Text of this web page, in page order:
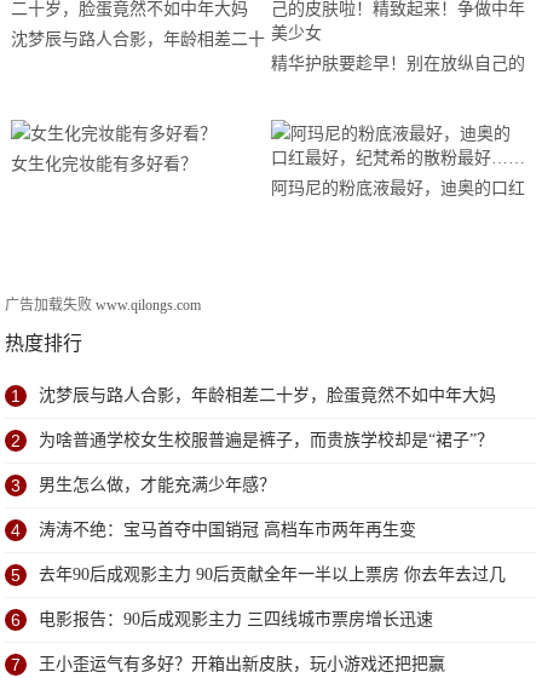
沈梦辰与路人合影，年龄相差二十
精华护肤要趁早！别在放纵自己的
女
女生化完妆能有多好看？
阿玛尼的粉底液最好，迪奥的口红
广告加载失败www.qilongs.com
热度排行
1 沈梦辰与路人合影，年龄相差二十岁，脸蛋竟然不如中年大妈
2 为啥普通学校女生校服普遍是裤子，而贵族学校却是“裙子”？
3 男生怎么做，才能充满少年感？
4 涛涛不绝：宝马首夺中国销冠 高档车市两年再生变
5 去年90后成观影主力 90后贡献全年一半以上票房 你去年去过几
次电影院？
6 电影报告：90后成观影主力 三四线城市票房增长迅速
7 王小歪运气有多好？开箱出新皮肤，玩小游戏还把把赢